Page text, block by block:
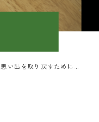
思い出を取り戻すために…